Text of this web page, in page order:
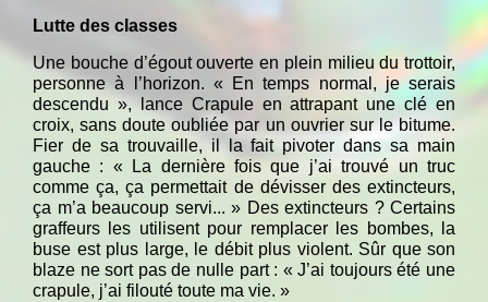
Lutte des classes
Une bouche d’égout ouverte en plein milieu du trottoir,
personne à l’horizon. « En temps normal, je serais
descendu », lance Crapule en attrapant une clé en
croix, sans doute oubliée par un ouvrier sur le bitume.
Fier de sa trouvaille, il la fait pivoter dans sa main
gauche : « La dernière fois que j’ai trouvé un truc
comme ça, ça permettait de dévisser des extincteurs,
ça m’a beaucoup servi... » Des extincteurs ? Certains
graffeurs les utilisent pour remplacer les bombes, la
buse est plus large, le débit plus violent. Sûr que son
blaze ne sort pas de nulle part : « J’ai toujours été une
crapule, j’ai filouté toute ma vie. »